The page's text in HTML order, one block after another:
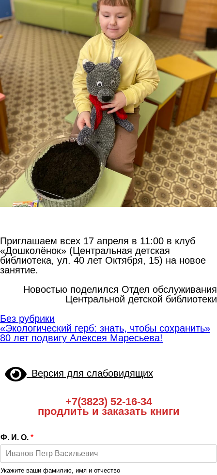
Приглашаем всех 17 апреля в 11:00 в клуб
«Дошколёнок» (Центральная детская
библиотека, ул. 40 лет Октября, 15) на новое
занятие.
Новостью поделился Отдел обслуживания
Центральной детской библиотеки
Без рубрики
Навигация
по
записям
«Экологический герб: знать, чтобы сохранить»
80 лет подвигу Алексея Маресьева!
Версия для слабовидящих
+7(3823) 52-16-34
продлить и заказать книги
Ф. И. О. *
Укажите ваши фамилию, имя и отчество